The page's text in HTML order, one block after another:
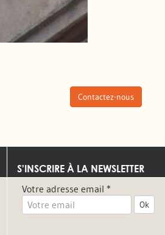
Contactez-nous
S'INSCRIRE À LA NEWSLETTER
Votre adresse email *
Ok